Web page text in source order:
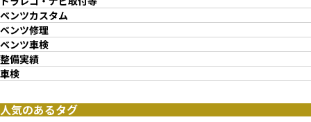
ベンツカスタム
ベンツ修理
ベンツ車検
整備実績
車検
人気のあるタグ